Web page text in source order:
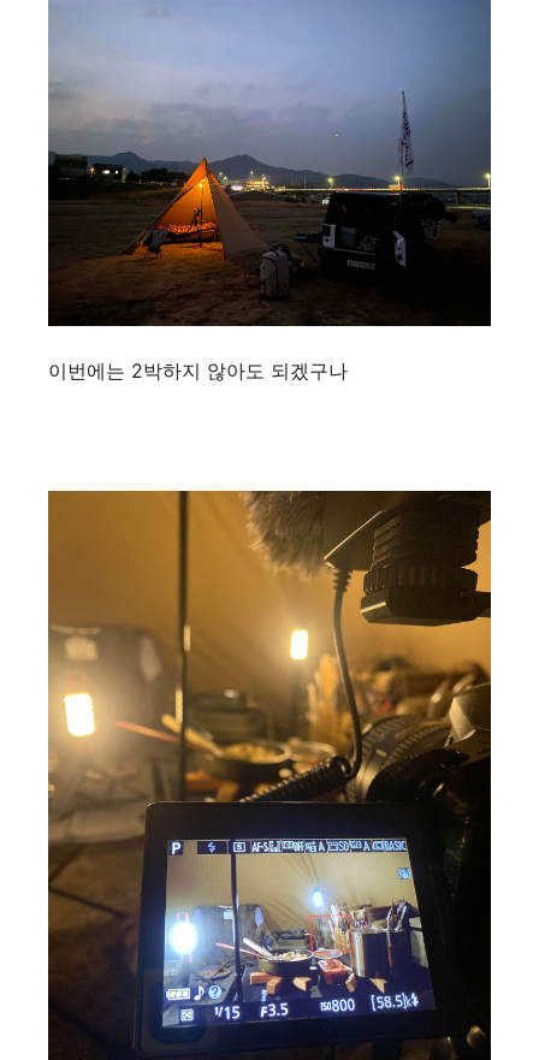
이번에는 2박하지 않아도 되겠구나